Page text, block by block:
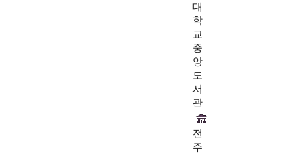
대
학
교
중
앙
도
서
관
전
주